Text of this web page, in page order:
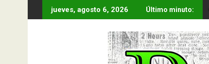
al
jueves, agosto 6, 2026 Último minuto: